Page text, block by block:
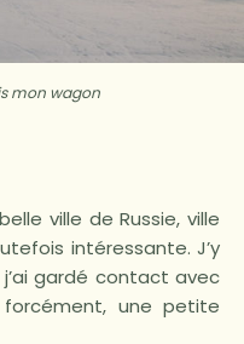
mon wagon
ville de Russie, ville
intéressante. J’y
gardé contact avec
une petite